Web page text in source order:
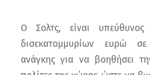
Ο Σολτς, είναι υπεύθυνος
δισεκατομμυρίων ευρώ
ανάγκης για να βοηθήσει